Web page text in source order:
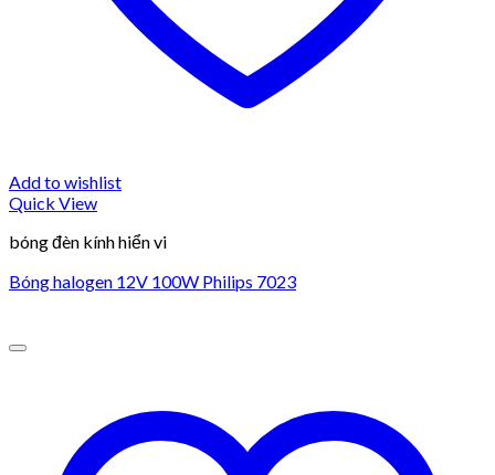
Add to wishlist
Quick View
bóng đèn kính hiển vi
Bóng halogen 12V 100W Philips 7023